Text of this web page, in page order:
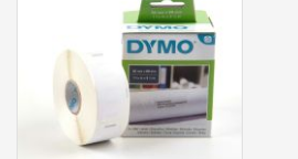
via PC
Drucksystem
Thermodirektdruck
Spannungsversorgung
Netzadapter